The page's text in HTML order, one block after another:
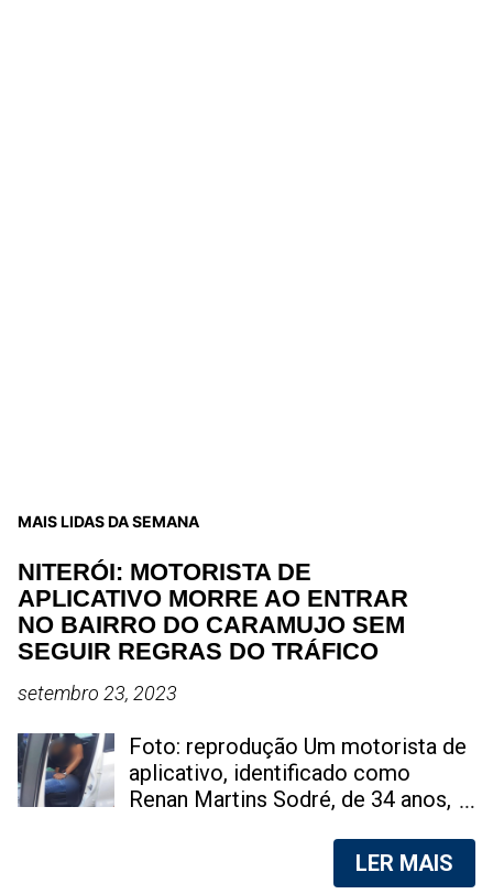
MAIS LIDAS DA SEMANA
NITERÓI: MOTORISTA DE
APLICATIVO MORRE AO ENTRAR
NO BAIRRO DO CARAMUJO SEM
SEGUIR REGRAS DO TRÁFICO
setembro 23, 2023
Foto: reprodução Um motorista de
aplicativo, identificado como
Renan Martins Sodré, de 34 anos,
tarde deste sábado, na Favela do
Caramujo, localizada em Niterói, na
LER MAIS